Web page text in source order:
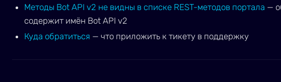
Методы Bot API v2 не видны в списке REST-методов портала —
содержит имён Bot API v2
Куда обратиться — что приложить к тикету в поддержку